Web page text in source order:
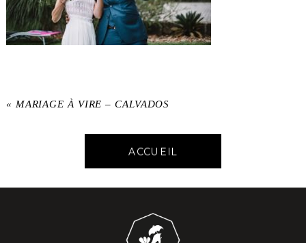
« MARIAGE À VIRE – CALVADOS
ACCUEIL